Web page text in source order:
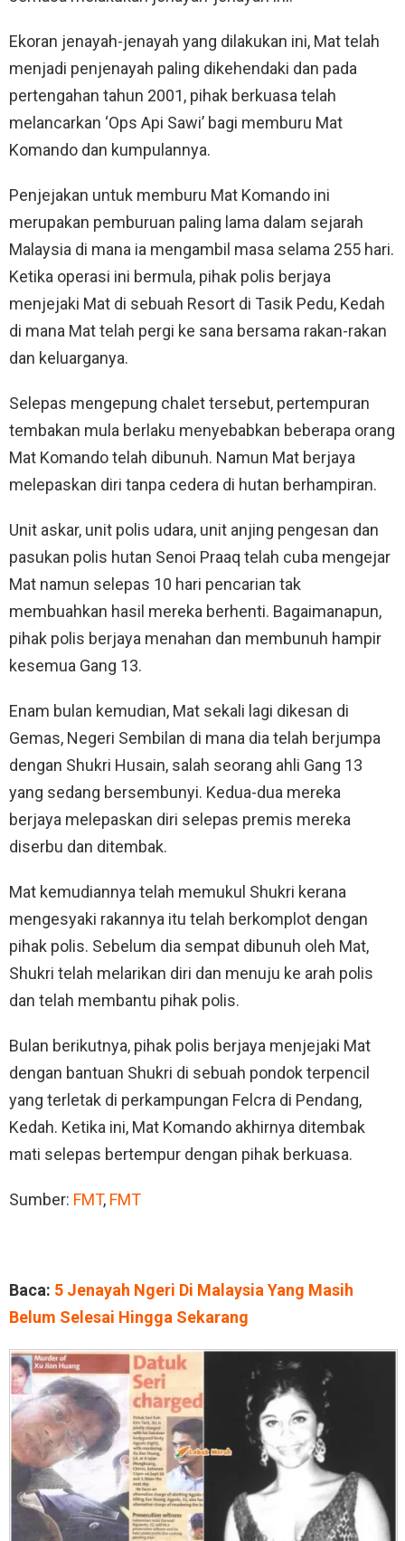
Ekoran jenayah-jenayah yang dilakukan ini, Mat telah
menjadi penjenayah paling dikehendaki dan pada
pertengahan tahun 2001, pihak berkuasa telah
melancarkan ‘Ops Api Sawi’ bagi memburu Mat
Komando dan kumpulannya.
Penjejakan untuk memburu Mat Komando ini
merupakan pemburuan paling lama dalam sejarah
Malaysia di mana ia mengambil masa selama 255 hari.
Ketika operasi ini bermula, pihak polis berjaya
menjejaki Mat di sebuah Resort di Tasik Pedu, Kedah
di mana Mat telah pergi ke sana bersama rakan-rakan
dan keluarganya.
Selepas mengepung chalet tersebut, pertempuran
tembakan mula berlaku menyebabkan beberapa orang
Mat Komando telah dibunuh. Namun Mat berjaya
melepaskan diri tanpa cedera di hutan berhampiran.
Unit askar, unit polis udara, unit anjing pengesan dan
pasukan polis hutan Senoi Praaq telah cuba mengejar
Mat namun selepas 10 hari pencarian tak
membuahkan hasil mereka berhenti. Bagaimanapun,
pihak polis berjaya menahan dan membunuh hampir
kesemua Gang 13.
Enam bulan kemudian, Mat sekali lagi dikesan di
Gemas, Negeri Sembilan di mana dia telah berjumpa
dengan Shukri Husain, salah seorang ahli Gang 13
yang sedang bersembunyi. Kedua-dua mereka
berjaya melepaskan diri selepas premis mereka
diserbu dan ditembak.
Mat kemudiannya telah memukul Shukri kerana
mengesyaki rakannya itu telah berkomplot dengan
pihak polis. Sebelum dia sempat dibunuh oleh Mat,
Shukri telah melarikan diri dan menuju ke arah polis
dan telah membantu pihak polis.
Bulan berikutnya, pihak polis berjaya menjejaki Mat
dengan bantuan Shukri di sebuah pondok terpencil
yang terletak di perkampungan Felcra di Pendang,
Kedah. Ketika ini, Mat Komando akhirnya ditembak
mati selepas bertempur dengan pihak berkuasa.
Sumber: FMT, FMT
Baca: 5 Jenayah Ngeri Di Malaysia Yang Masih
Belum Selesai Hingga Sekarang